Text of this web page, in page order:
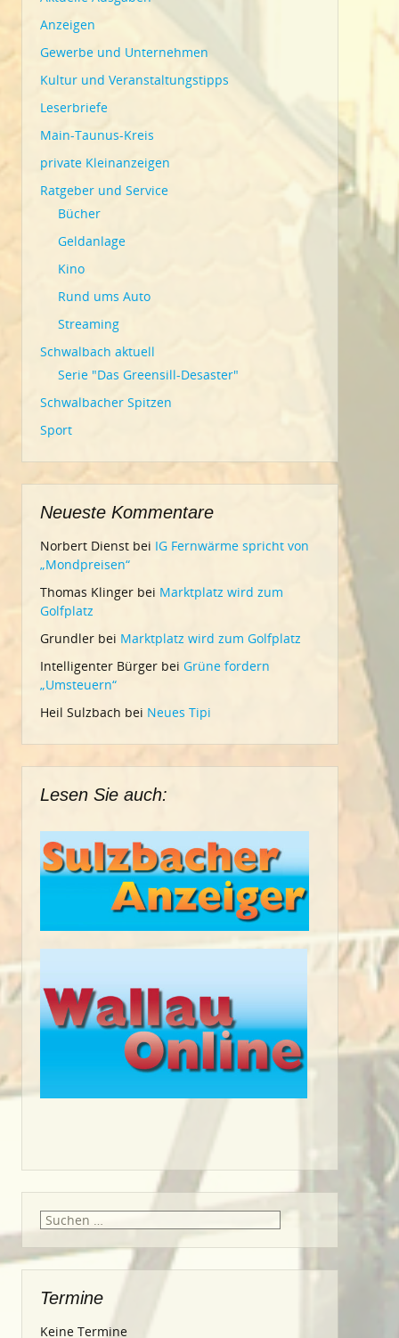
Anzeigen
Gewerbe und Unternehmen
Kultur und Veranstaltungstipps
Leserbriefe
Main-Taunus-Kreis
private Kleinanzeigen
Ratgeber und Service
Bücher
Geldanlage
Kino
Rund ums Auto
Streaming
Schwalbach aktuell
Serie "Das Greensill-Desaster"
Schwalbacher Spitzen
Sport
Neueste Kommentare
Norbert Dienst bei IG Fernwärme spricht von
„Mondpreisen“
Thomas Klinger bei Marktplatz wird zum
Golfplatz
Grundler bei Marktplatz wird zum Golfplatz
Intelligenter Bürger bei Grüne fordern
„Umsteuern“
Heil Sulzbach bei Neues Tipi
Lesen Sie auch:
Suche
Termine
Keine Termine